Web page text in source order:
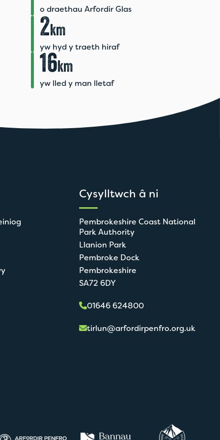
o draethau Arfordir Glas
2km
yw hyd y traeth hiraf
16km
yw lled y man lletaf
Cysylltwch â ni
Pembrokeshire Coast National
Park Authority
Llanion Park
Pembroke Dock
Pembrokeshire
SA72 6DY
01646 624800
tirlun@arfordirpenfro.org.uk